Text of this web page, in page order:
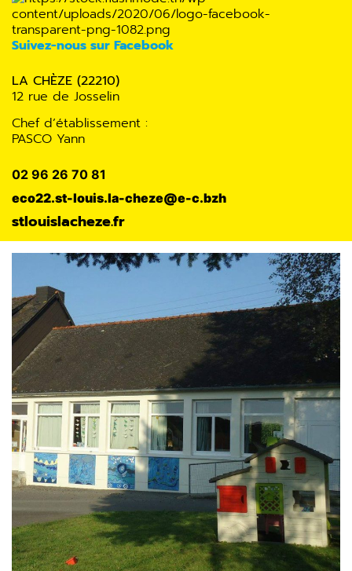
Suivez-nous sur Facebook
LA CHÈZE (22210)
12 rue de Josselin
Chef d’établissement :
PASCO Yann
02 96 26 70 81
eco22.st-louis.la-cheze@e-c.bzh
stlouislacheze.fr